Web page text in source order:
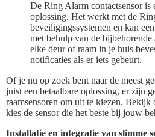
De Ring Alarm contactsensor is
oplossing. Het werkt met de
beveiligingssystemen en kan
met behulp van de bijbehorende
elke deur of raam in je huis
notificaties als er iets gebeurt.
Of je nu op zoek bent naar de meest
juist een betaalbare oplossing, er zijn
raamsensoren om uit te kiezen. Bekijk
kies de sensor die het beste bij jouw
Installatie en integratie van slimme